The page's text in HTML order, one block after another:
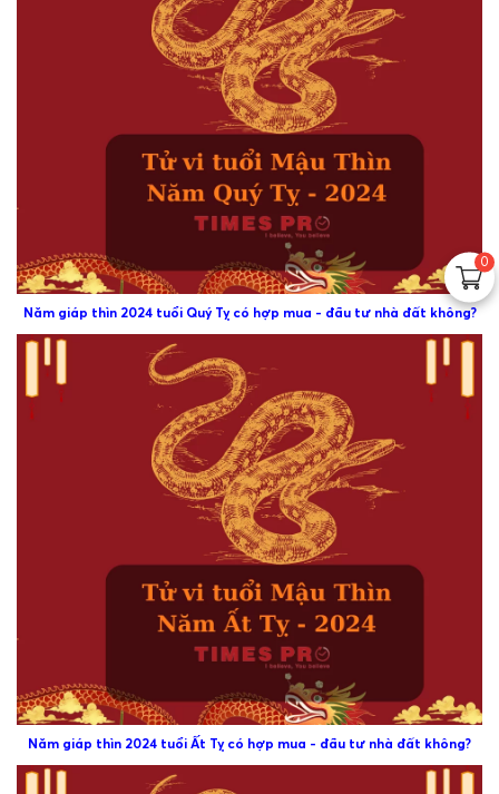
0
Năm giáp thìn 2024 tuổi Quý Tỵ có hợp mua - đầu tư nhà đất không?
Năm giáp thìn 2024 tuổi Ất Tỵ có hợp mua - đầu tư nhà đất không?